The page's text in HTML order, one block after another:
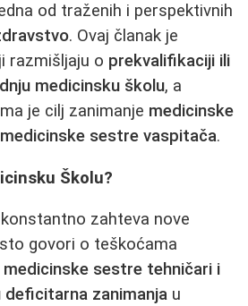
od traženih i perspektivnih
. Ovaj članak je
razmišljaju o prekvalifikaciji ili
medicinsku školu, a
je cilj zanimanje medicinske
sestre vaspitača.
Školu?
zahteva nove
govori o teškoćama
medicinske sestre tehničari i
zanimanja u